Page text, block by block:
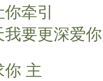
牵引
我要更深爱你
你 主